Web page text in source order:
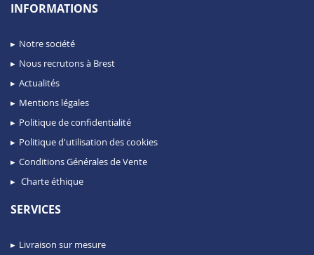
INFORMATIONS
Notre société
Nous recrutons à Brest
Actualités
Mentions légales
Politique de confidentialité
Politique d'utilisation des cookies
Conditions Générales de Vente
Charte éthique
SERVICES
Livraison sur mesure